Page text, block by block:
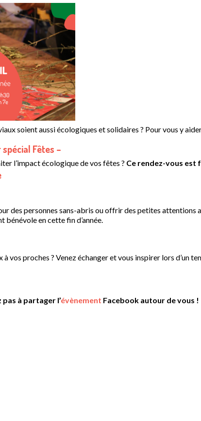
soient aussi écologiques et solidaires ? Pour vous y
spécial Fêtes –
l’impact écologique de vos fêtes ? Ce rendez-vous est
des personnes sans-abris ou offrir des petites attentions
bénévole en cette fin d’année.
vos proches ? Venez échanger et vous inspirer lors d’un
à partager l’évènement Facebook autour de vous !